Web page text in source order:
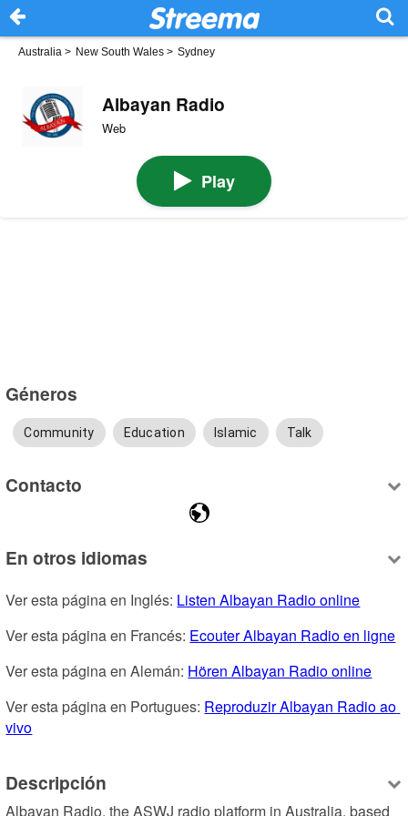
Australia > New South Wales > Sydney
Albayan Radio
Web
Play
Géneros
Community Education Islamic Talk
Contacto
En otros idiomas
Ver esta página en Inglés: Listen Albayan Radio online
Ver esta página en Francés: Ecouter Albayan Radio en ligne
Ver esta página en Alemán: Hören Albayan Radio online
Ver esta página en Portugues: Reproduzir Albayan Radio ao
vivo
Descripción
Albayan Radio, the ASWJ radio platform in Australia, based